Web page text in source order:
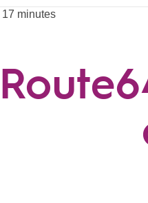
17 minutes